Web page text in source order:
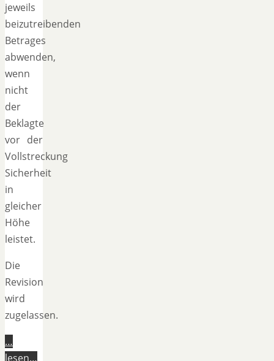
jeweils
beizutreibenden
Betrages
abwenden,
wenn
nicht
der
Beklagte
vor der
Vollstreckung
Sicherheit
in
gleicher
Höhe
leistet.
Die
Revision
wird
zugelassen.
…
lesen…